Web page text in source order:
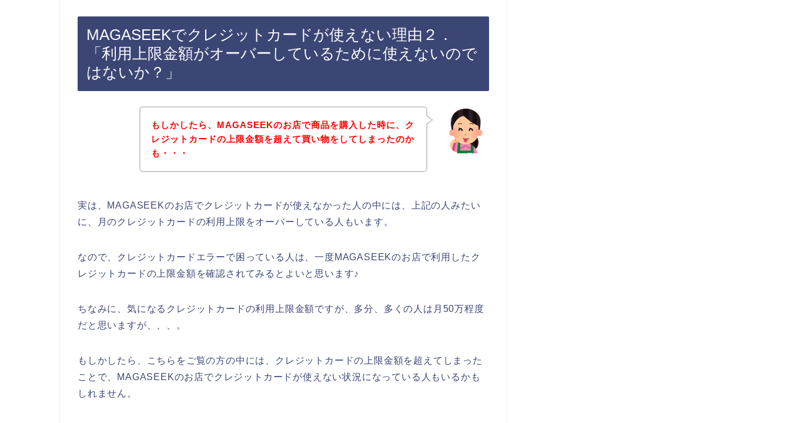
MAGASEEKでクレジットカードが使えない理由２．
「利用上限金額がオーバーしているために使えないので
はないか？」
もしかしたら、MAGASEEKのお店で商品を購入した時に、ク
レジットカードの上限金額を超えて買い物をしてしまったのか
も・・・
実は、MAGASEEKのお店でクレジットカードが使えなかった人の中には、上記の人みたい
に、月のクレジットカードの利用上限をオーバーしている人もいます。
なので、クレジットカードエラーで困っている人は、一度MAGASEEKのお店で利用したク
レジットカードの上限金額を確認されてみるとよいと思います♪
ちなみに、気になるクレジットカードの利用上限金額ですが、多分、多くの人は月50万程度
だと思いますが、、、。
もしかしたら、こちらをご覧の方の中には、クレジットカードの上限金額を超えてしまった
ことで、MAGASEEKのお店でクレジットカードが使えない状況になっている人もいるかも
しれません。